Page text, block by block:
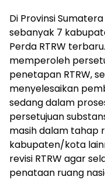
Di Provinsi
sebanyak 7
Perda RTRW
memperoleh
penetapan RTRW,
menyelesaikan
sedang dalam
persetujuan
masih dalam tahap
kabupaten/kota
revisi RTRW agar
penataan ruang